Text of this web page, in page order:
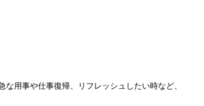
用事や仕事復帰、リフレッシュしたい時など、